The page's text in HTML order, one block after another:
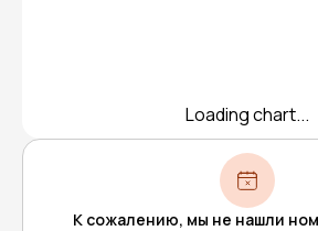
Loading chart...
К сожалению, мы не нашли